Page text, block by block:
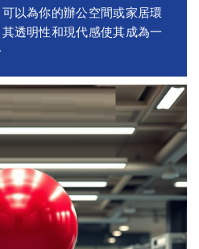
以為你的辦公空間或家居環
透明性和現代感使其成為一